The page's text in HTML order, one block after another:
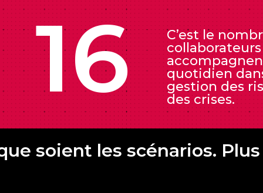
16
C’est le
quotidien
gestion des
des crises.
Plus la planète se